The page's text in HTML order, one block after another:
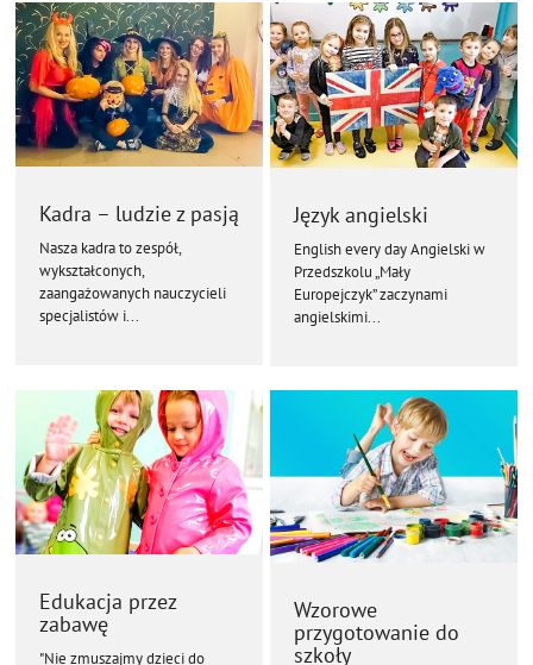
Kadra – ludzie z pasją
Nasza kadra to zespół,
wykształconych,
zaangażowanych nauczycieli
specjalistów i...
Język angielski
English every day Angielski w
Przedszkolu „Mały
Europejczyk” zaczynami
angielskimi...
Edukacja przez
zabawę
"Nie zmuszajmy dzieci do
Wzorowe
przygotowanie do
szkoły